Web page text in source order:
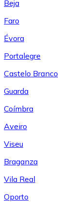
Beja
Faro
Évora
Portalegre
Castelo Branco
Guarda
Coímbra
Aveiro
Viseu
Braganza
Vila Real
Oporto